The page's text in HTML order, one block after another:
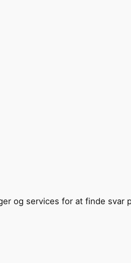
og services for at finde svar